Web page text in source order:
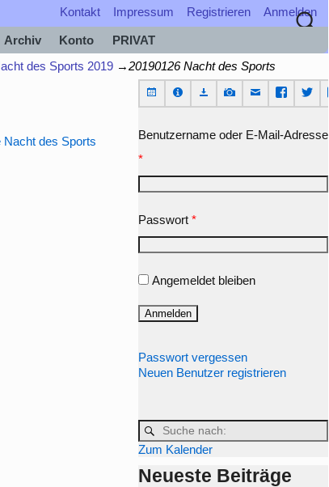
Kontakt Impressum Registrieren Anmelden
Archiv Konto
PRIVAT
des Sports 2019 →20190126 Nacht des Sports
Nacht des Sports
Benutzername oder E-Mail-Adresse
*
Passwort *
Angemeldet bleiben
Passwort vergessen
Neuen Benutzer registrieren
Zum Kalender
Neueste Beiträge